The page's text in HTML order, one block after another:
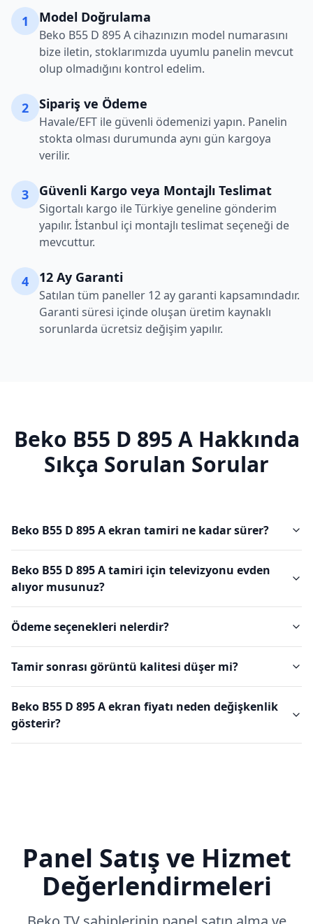
1 Model Doğrulama
Beko B55 D 895 A cihazınızın model numarasını
bize iletin, stoklarımızda uyumlu panelin mevcut
olup olmadığını kontrol edelim.
2 Sipariş ve Ödeme
Havale/EFT ile güvenli ödemenizi yapın. Panelin
stokta olması durumunda aynı gün kargoya
verilir.
3 Güvenli Kargo veya Montajlı Teslimat
Sigortalı kargo ile Türkiye geneline gönderim
yapılır. İstanbul içi montajlı teslimat seçeneği de
mevcuttur.
4 12 Ay Garanti
Satılan tüm paneller 12 ay garanti kapsamındadır.
Garanti süresi içinde oluşan üretim kaynaklı
sorunlarda ücretsiz değişim yapılır.
Beko B55 D 895 AHakkında
Sıkça Sorulan Sorular
Beko B55 D 895 A ekran tamiri ne kadar sürer?
Beko B55 D 895 A tamiri için televizyonu evden
alıyor musunuz?
Ödeme seçenekleri nelerdir?
Tamir sonrası görüntü kalitesi düşer mi?
Beko B55 D 895 A ekran fiyatı neden değişkenlik
gösterir?
Panel Satış ve Hizmet
Değerlendirmeleri